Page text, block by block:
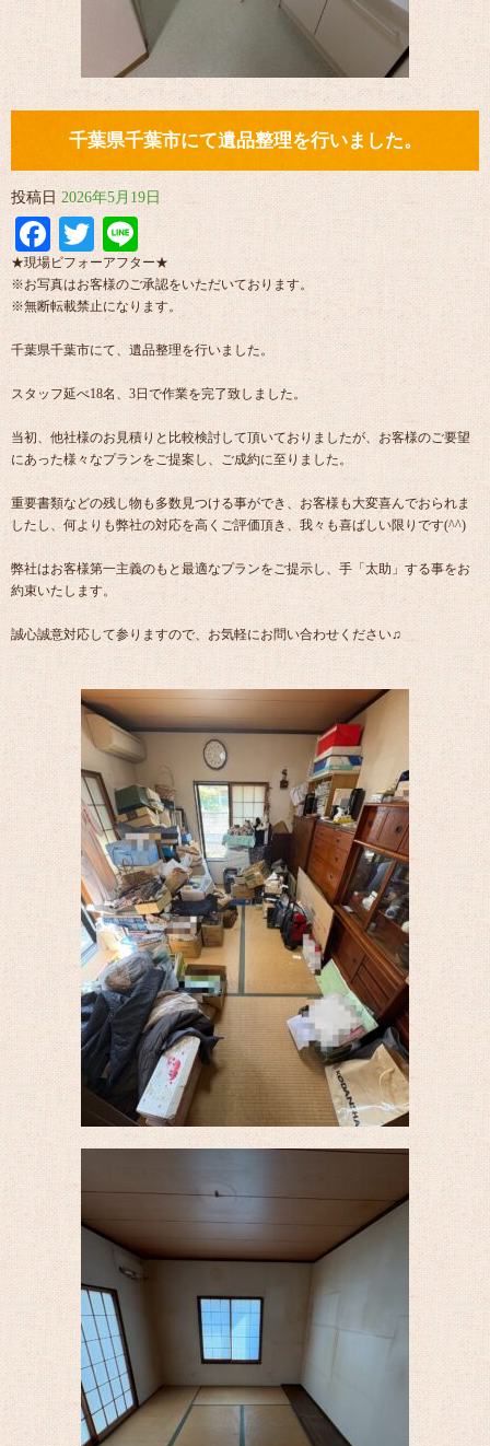
千葉県千葉市にて遺品整理を行いました。
投稿日 2026年5月19日
Facebook
Twitter
Line
★現場ビフォーアフター★
※お写真はお客様のご承認をいただいております。
※無断転載禁止になります。
千葉県千葉市にて、遺品整理を行いました。
スタッフ延べ18名、3日で作業を完了致しました。
当初、他社様のお見積りと比較検討して頂いておりましたが、お客様のご要望
にあった様々なプランをご提案し、ご成約に至りました。
重要書類などの残し物も多数見つける事ができ、お客様も大変喜んでおられま
したし、何よりも弊社の対応を高くご評価頂き、我々も喜ばしい限りです(^^)
弊社はお客様第一主義のもと最適なプランをご提示し、手「太助」する事をお
約束いたします。
誠心誠意対応して参りますので、お気軽にお問い合わせください♫